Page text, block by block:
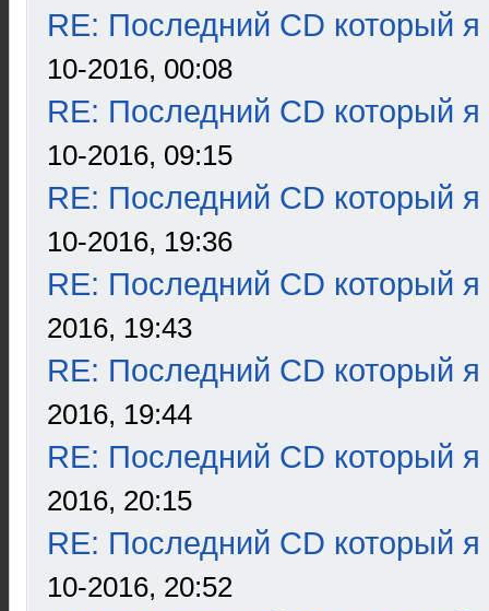
RE: Последний CD который я
10-2016, 00:08
RE: Последний CD который я
10-2016, 09:15
RE: Последний CD который я
10-2016, 19:36
RE: Последний CD который я
2016, 19:43
RE: Последний CD который я
2016, 19:44
RE: Последний CD который я
2016, 20:15
RE: Последний CD который я
10-2016, 20:52